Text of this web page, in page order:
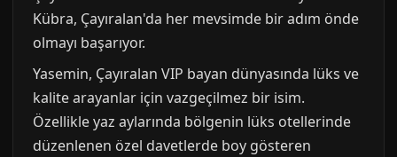
Kübra, Çayıralan'da her mevsimde bir adım önde
olmayı başarıyor.
Yasemin, Çayıralan VIP bayan dünyasında lüks ve
kalite arayanlar için vazgeçilmez bir isim.
Özellikle yaz aylarında bölgenin lüks otellerinde
düzenlenen özel davetlerde boy gösteren